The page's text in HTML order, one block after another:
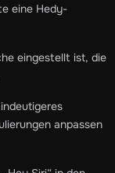
eine Hedy-
eingestellt ist, die
anpassen